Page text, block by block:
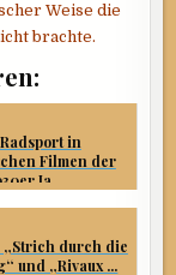
Weise die
brachte.
in
Filmen der
Ja...
„Strich durch die
und „Rivaux ...